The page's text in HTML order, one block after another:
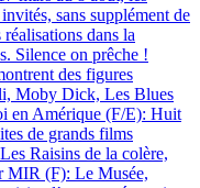
sans supplément de
dans la
Silence on prêche !
des figures
Moby Dick, Les Blues
en Amérique (F/E): Huit
de grands films
Raisins de la colère,
(F): Le Musée,